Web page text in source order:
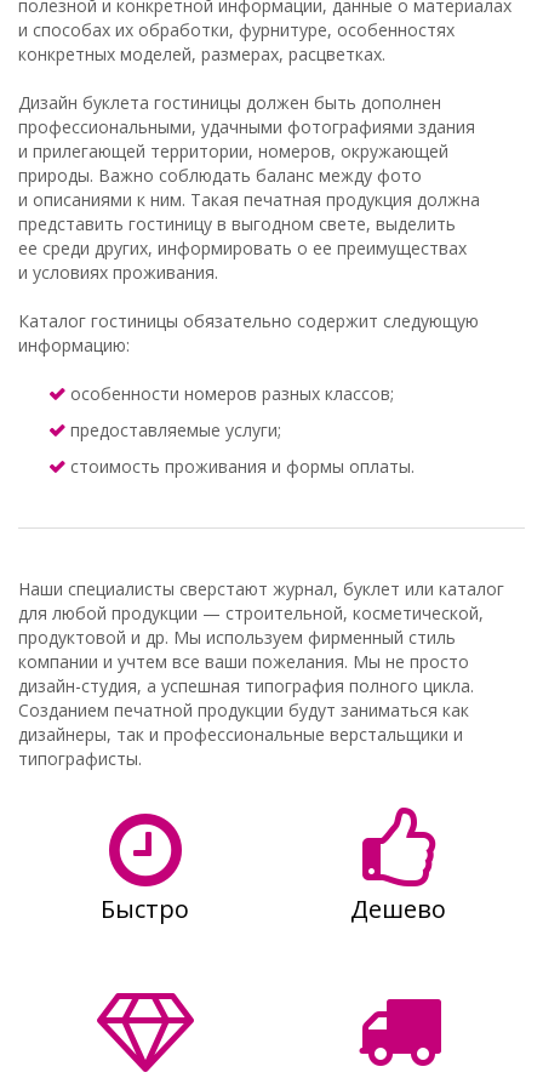
полезной и конкретной информации, данные о материалах
и способах их обработки, фурнитуре, особенностях
конкретных моделей, размерах, расцветках.
Дизайн буклета гостиницы должен быть дополнен
профессиональными, удачными фотографиями здания
и прилегающей территории, номеров, окружающей
природы. Важно соблюдать баланс между фото
и описаниями к ним. Такая печатная продукция должна
представить гостиницу в выгодном свете, выделить
ее среди других, информировать о ее преимуществах
и условиях проживания.
Каталог гостиницы обязательно содержит следующую
информацию:
особенности номеров разных классов;
предоставляемые услуги;
стоимость проживания и формы оплаты.
Наши специалисты сверстают журнал, буклет или каталог
для любой продукции — строительной, косметической,
продуктовой и др. Мы используем фирменный стиль
компании и учтем все ваши пожелания. Мы не просто
дизайн-студия, а успешная типография полного цикла.
Созданием печатной продукции будут заниматься как
дизайнеры, так и профессиональные верстальщики и
типографисты.
Быстро Дешево